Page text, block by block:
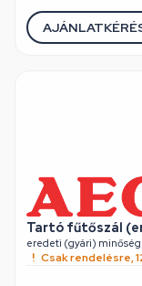
Tartó fűtőszál
eredeti (gyári) minőség
Csak rendelésre,